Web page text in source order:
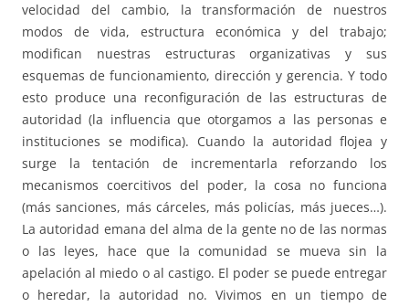
velocidad del cambio, la transformación de nuestros
modos de vida, estructura económica y del trabajo;
modifican nuestras estructuras organizativas y sus
esquemas de funcionamiento, dirección y gerencia. Y todo
esto produce una reconfiguración de las estructuras de
autoridad (la influencia que otorgamos a las personas e
instituciones se modifica). Cuando la autoridad flojea y
surge la tentación de incrementarla reforzando los
mecanismos coercitivos del poder, la cosa no funciona
(más sanciones, más cárceles, más policías, más jueces…).
La autoridad emana del alma de la gente no de las normas
o las leyes, hace que la comunidad se mueva sin la
apelación al miedo o al castigo. El poder se puede entregar
o heredar, la autoridad no. Vivimos en un tiempo de